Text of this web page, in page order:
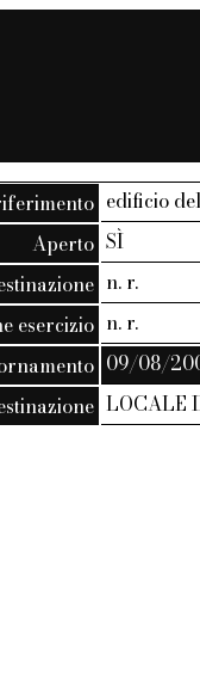
edificio
Aperto SÌ
n. r.
esercizio n. r.
09/08/
LOCALE